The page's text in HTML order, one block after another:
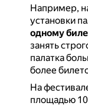
Например,
установки
одному
занять
палатка
более
На
площадью